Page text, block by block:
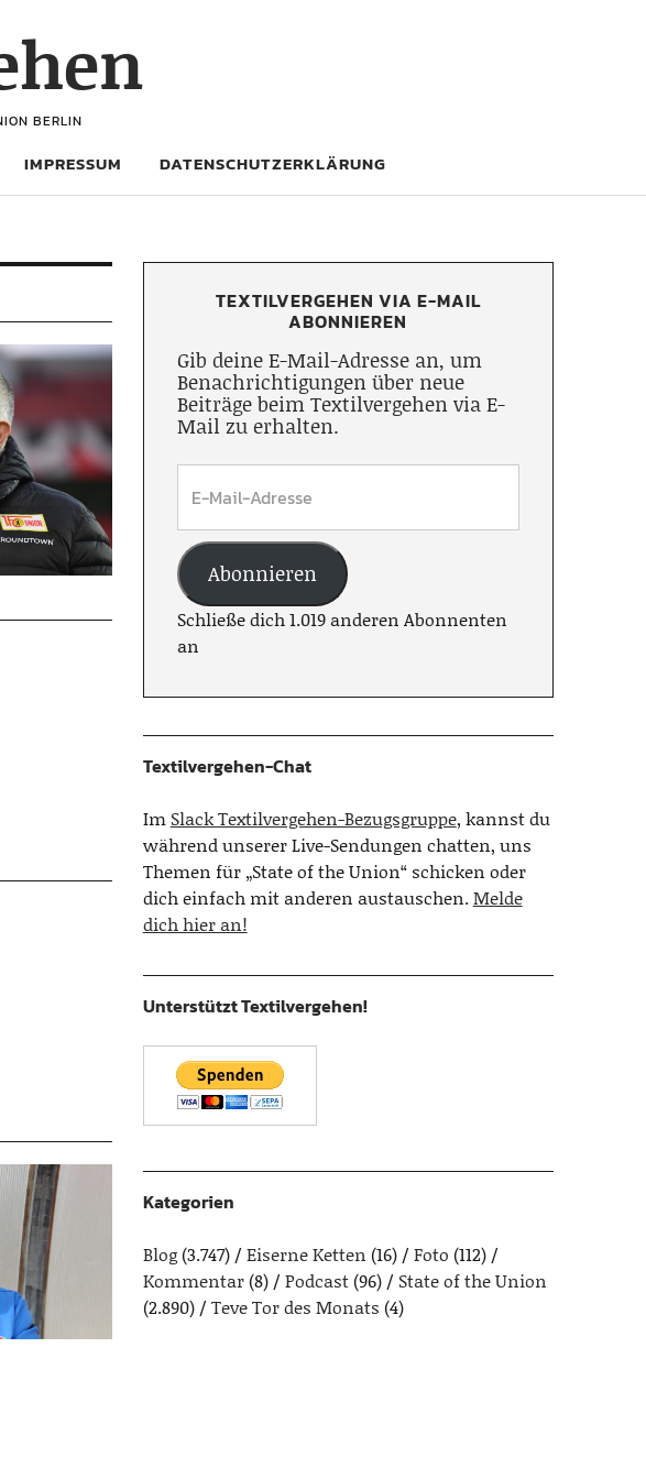
BERLIN
IMPRESSUM DATENSCHUTZERKLÄRUNG
TEXTILVERGEHEN VIA E-MAIL
ABONNIEREN
Gib deine E-Mail-Adresse an, um
Benachrichtigungen über neue
Beiträge beim Textilvergehen via E-
Mail zu erhalten.
Abonnieren
Schließe dich 1.019 anderen Abonnenten
an
Textilvergehen-Chat
Im Slack Textilvergehen-Bezugsgruppe, kannst du
während unserer Live-Sendungen chatten, uns
Themen für „State of the Union“ schicken oder
dich einfach mit anderen austauschen.Melde
dich hier an!
Unterstützt Textilvergehen!
Kategorien
Blog(3.747) Eiserne Ketten (16) Foto (112)
Kommentar(8) Podcast(96)
State of the Union
(2.890)
Teve Tor des Monats (4)